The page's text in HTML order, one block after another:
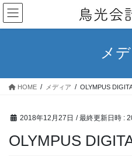
コ
ン
テ
ス
ナ
ビ
ゲ
ン
メ
HOME メディア OLYMPUS
2018年12月27日 / 最終更新日時 :
OLYMPUS